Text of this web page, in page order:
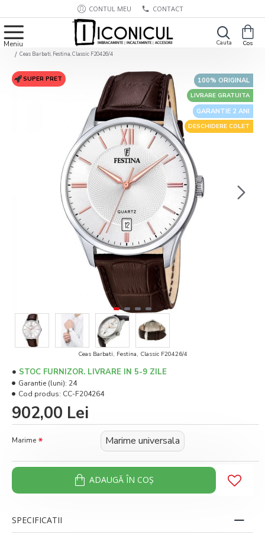
CONTUL MEU CONTACT
Ceas Barbati, Festina, Classic F20426/4
GARANTIE 2 ANI
100% ORIGINAL
LIVRARE GRATUITA
DESCHIDERE COLET
SUPER PRET
Ceas Barbati, Festina, Classic F20426/4
902,00 Lei
STOC FURNIZOR. LIVRARE IN 5-9 ZILE
Garantie (luni): 24
Cod produs: CC-F204264
Marime Marime universala
ADAUGĂ ÎN COŞ
SPECIFICATII